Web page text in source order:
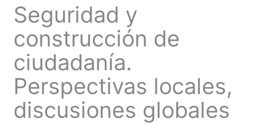
Seguridad y
construcción de
ciudadanía.
Perspectivas locales,
discusiones globales